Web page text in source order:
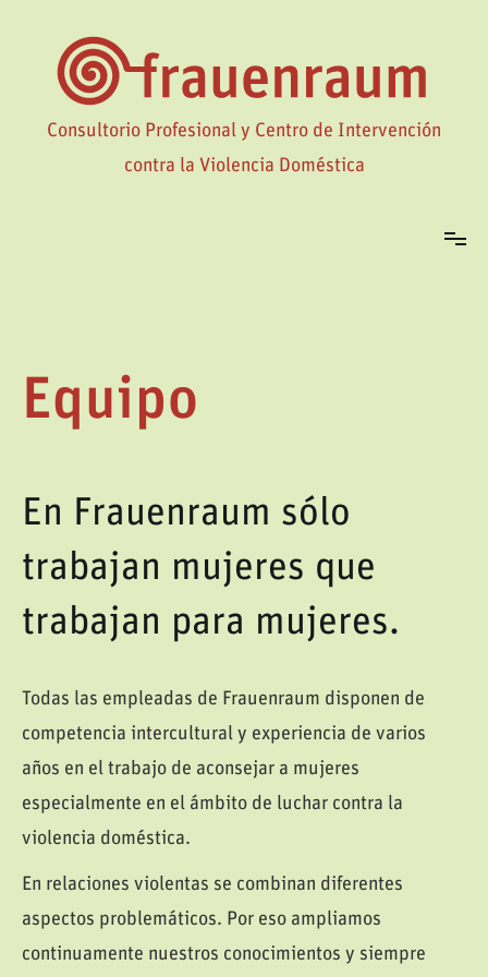
contenido
Consultorio Profesional y Centro de Intervención
contra la Violencia Doméstica
Equipo
En Frauenraum sólo
trabajan mujeres que
trabajan para mujeres.
Todas las empleadas de Frauenraum disponen de
competencia intercultural y experiencia de varios
años en el trabajo de aconsejar a mujeres
especialmente en el ámbito de luchar contra la
violencia doméstica.
En relaciones violentas se combinan diferentes
aspectos problemáticos. Por eso ampliamos
continuamente nuestros conocimientos y siempre